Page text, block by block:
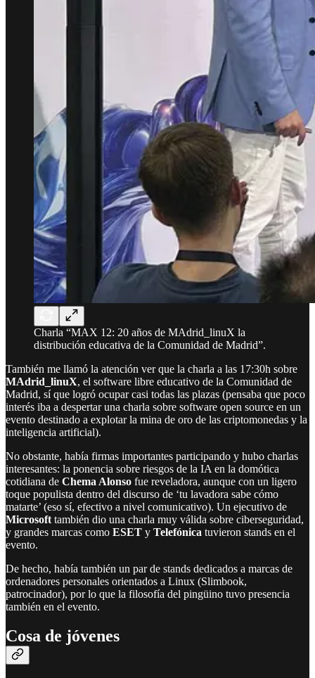
Charla “MAX 12: 20 años de MAdrid_linuX la
distribución educativa de la Comunidad de Madrid”.
También me llamó la atención ver que la charla a las 17:30h sobre
MAdrid_linuX, el software libre educativo de la Comunidad de
Madrid, sí que logró ocupar casi todas las plazas (pensaba que poco
interés iba a despertar una charla sobre software open source en un
evento destinado a explotar la mina de oro de las criptomonedas y la
inteligencia artificial).
No obstante, había firmas importantes participando y hubo charlas
interesantes: la ponencia sobre riesgos de la IA en la domótica
cotidiana de Chema Alonso fue reveladora, aunque con un ligero
toque populista dentro del discurso de ‘tu lavadora sabe cómo
matarte’ (eso sí, efectivo a nivel comunicativo). Un ejecutivo de
Microsoft también dio una charla muy válida sobre ciberseguridad,
y grandes marcas como ESET y Telefónica tuvieron stands en el
evento.
De hecho, había también un par de stands dedicados a marcas de
ordenadores personales orientados a Linux (Slimbook,
patrocinador), por lo que la filosofía del pingüino tuvo presencia
también en el evento.
Cosa de jóvenes